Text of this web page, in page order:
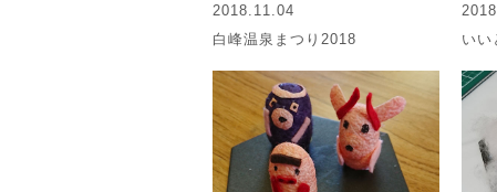
2018.11.04
白峰温泉まつり2018
いい